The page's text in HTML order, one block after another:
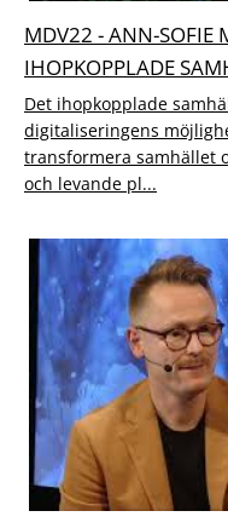
MDV22 - ANN-SOFIE
IHOPKOPPLADE
Det ihopkopplade
digitaliseringens
transformera samhället
och levande pl...